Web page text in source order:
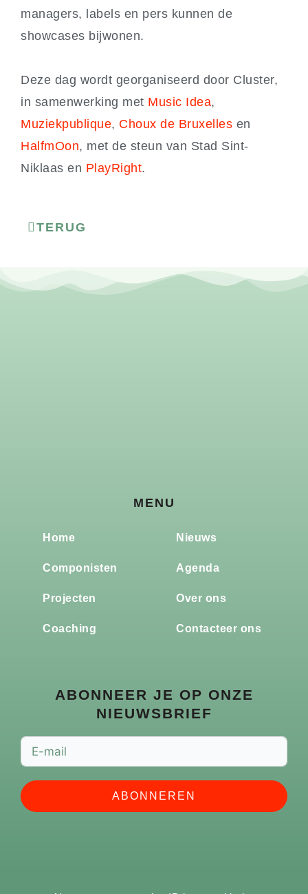
managers, labels en pers kunnen de
showcases bijwonen.
Deze dag wordt georganiseerd door Cluster,
in samenwerking met Music Idea,
Muziekpublique, Choux de Bruxelles en
HalfmOon, met de steun van Stad Sint-
Niklaas en PlayRight.
TERUG
MENU
Home
Componisten
Projecten
Coaching
Nieuws
Agenda
Over ons
Contacteer ons
ABONNEER JE OP ONZE
NIEUWSBRIEF
ABONNEREN